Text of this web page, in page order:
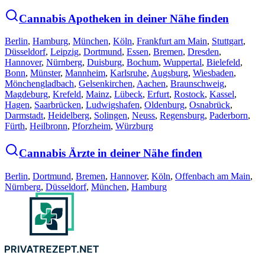
Cannabis Apotheken in deiner Nähe finden
Berlin, Hamburg, München, Köln, Frankfurt am Main, Stuttgart,
Düsseldorf, Leipzig, Dortmund, Essen, Bremen, Dresden,
Hannover, Nürnberg, Duisburg, Bochum, Wuppertal, Bielefeld,
Bonn, Münster, Mannheim, Karlsruhe, Augsburg, Wiesbaden,
Mönchengladbach, Gelsenkirchen, Aachen, Braunschweig,
Magdeburg, Krefeld, Mainz, Lübeck, Erfurt, Rostock, Kassel,
Hagen, Saarbrücken, Ludwigshafen, Oldenburg, Osnabrück,
Darmstadt, Heidelberg, Solingen, Neuss, Regensburg, Paderborn,
Fürth, Heilbronn, Pforzheim, Würzburg
Cannabis Ärzte in deiner Nähe finden
Berlin, Dortmund, Bremen, Hannover, Köln, Offenbach am Main,
Nürnberg, Düsseldorf, München, Hamburg